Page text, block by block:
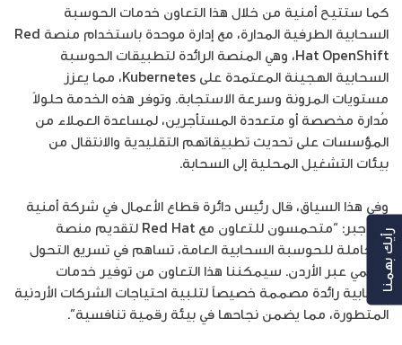
كما ستتيح أمنية من خلال هذا التعاون خدمات الحوسبة
السحابية الطرفية المدارة، مع إدارة موحدة باستخدام منصة Red
Hat OpenShift، وهي المنصة الرائدة لتطبيقات الحوسبة
السحابية الهجينة المعتمدة على Kubernetes، مما يعزز
مستويات المرونة وسرعة الاستجابة. وتوفر هذه الخدمة حلولاً
مُدارة مخصصة أو متعددة المستأجرين، لمساعدة العملاء من
المؤسسات على تحديث تطبيقاتهم التقليدية والانتقال من
بيئات التشغيل المحلية إلى السحابة.
وفي هذا السياق، قال رئيس دائرة قطاع الأعمال في شركة أمنية
إياد جبر: “متحمسون للتعاون مع Red Hat لتقديم منصة
متكاملة للحوسبة السحابية العامة، تساهم في تسريع التحول
الرقمي عبر الأردن. سيمكننا هذا التعاون من توفير خدمات
سحابية رائدة مصممة خصيصاً لتلبية احتياجات الشركات الأردنية
المتطورة، مما يضمن نجاحها في بيئة رقمية تنافسية”.
رأيك بهمنا